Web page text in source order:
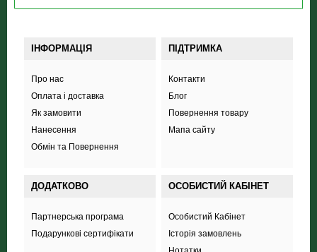
ІНФОРМАЦІЯ
Про нас
Оплата і доставка
Як замовити
Нанесення
Обмін та Повернення
ПІДТРИМКА
Контакти
Блог
Повернення товару
Мапа сайту
ДОДАТКОВО
Партнерська програма
Подарункові сертифікати
ОСОБИСТИЙ КАБІНЕТ
Особистий Кабінет
Історія замовлень